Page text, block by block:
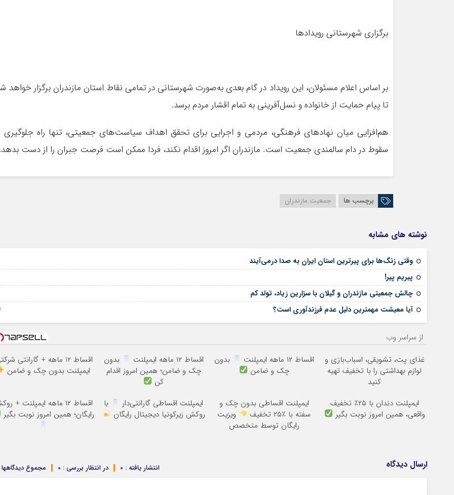
برگزاری شهرستانی رویدادها
بر اساس اعلام مسئولان، این رویداد در گام بعدی به‌صورت شهرستانی در تمامی نقاط استان مازندران برگزار خواهد
تا پیام حمایت از خانواده و نسل‌آفرینی به تمام اقشار مردم برسد.
هم‌افزایی میان نهادهای فرهنگی، مردمی و اجرایی برای تحقق اهداف سیاست‌های جمعیتی، تنها راه جلوگیری
سقوط در دام سالمندی جمعیت است. مازندران اگر امروز اقدام نکند، فردا ممکن است فرصت جبران را از دست بدهد.
برچسب ها جمعیت مازندران
نوشته های مشابه
وقتی زنگ‌ها برای پیرترین استان ایران به صدا درمی‌آیند
پیریم پیر!
چالش جمعیتی مازندران و گیلان با سزارین زیاد، تولد کم
آیا معیشت مهمترین دلیل عدم فرزندآوری است؟
از سراسر وب
غذای پت، تشویقی، اسباب‌بازی و
لوازم بهداشتی را با تخفیف تهیه
کنید
اقساط ۱۲ ماهه ایمپلنت
بدون
چک و ضامن
اقساط ۱۲ ماهه ایمپلنت
بدون
چک و ضامن؛ همین امروز اقدام
کن
اقساط 12 ماهه + گارانتی
ایمپلنت بدون چک و ضامن
ایمپلنت دندان با ۲۵٪ تخفیف
واقعی، همین امروز نوبت بگیر
ایمپلنت اقساطی بدون چک و
سفته با ٪۲۵ تخفیف
ویزیت
رایگان توسط متخصص
ایمپلنت اقساطی گارانتی‌دار
با
روکش زیرکونیا دیجیتال رایگان
اقساط ۱۲ ماهه ایمپلنت +
رایگان؛ همین امروز نوبت بگیر
ارسال دیدگاه مجموع دیدگاهها : در انتظار بررسی : 0 انتشار یافته : 0